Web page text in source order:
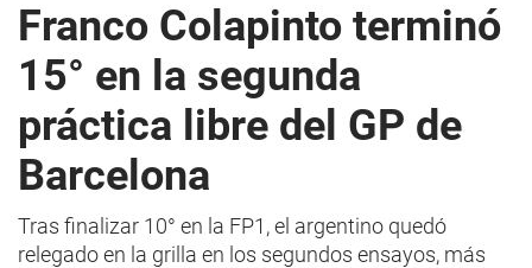
Franco Colapinto terminó
15° en la segunda
práctica libre del GP de
Barcelona
Tras finalizar 10° en la FP1, el argentino quedó
relegado en la grilla en los segundos ensayos, más